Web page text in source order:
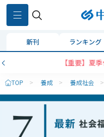
新刊 ランキング
らせ
TOP > 養成 > 養成社会 >